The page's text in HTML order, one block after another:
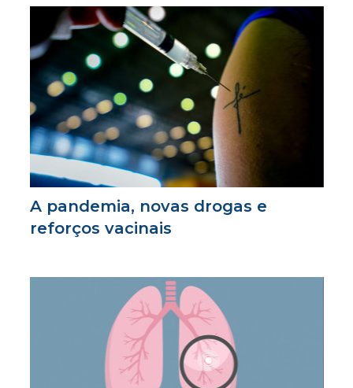
A pandemia, novas drogas e
reforços vacinais